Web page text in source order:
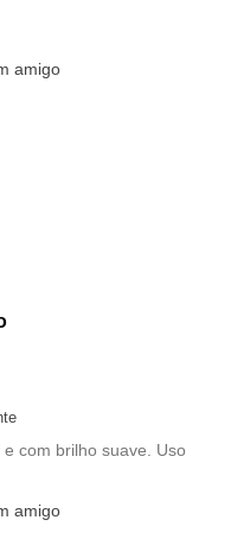
amigo
com brilho suave. Uso
amigo